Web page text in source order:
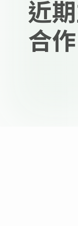
近
合作